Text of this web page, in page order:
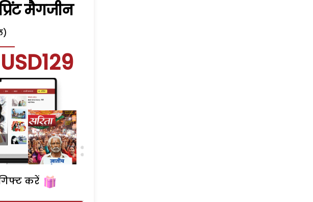
मैगजीन
USD129
करें